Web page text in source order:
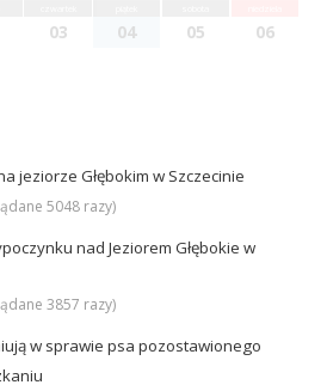
03 04 05 06
jeziorze Głębokim w Szczecinie
5048 razy)
nad Jeziorem Głębokie w
3857 razy)
w sprawie psa pozostawionego